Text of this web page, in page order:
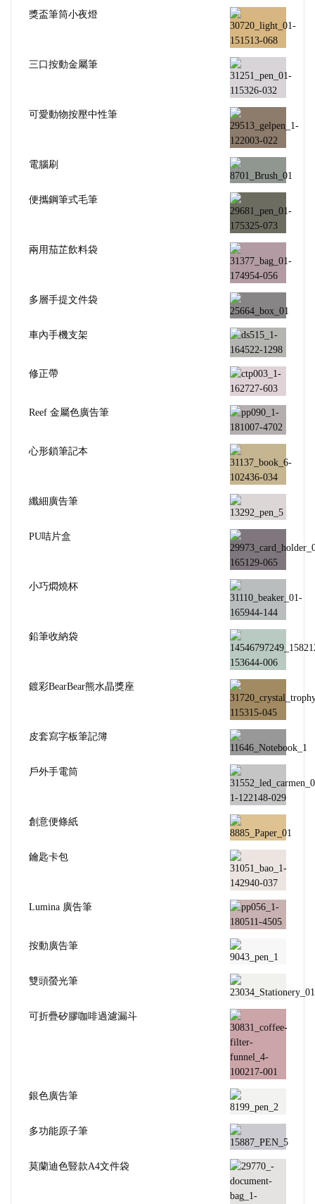
獎盃筆筒小夜燈
三口按動金屬筆
可愛動物按壓中性筆
電腦刷
便攜鋼筆式毛筆
兩用茄芷飲料袋
多層手提文件袋
車內手機支架
修正帶
Reef 金屬色廣告筆
心形鎖筆記本
纖細廣告筆
PU咭片盒
小巧燜燒杯
鉛筆收納袋
鍍彩BearBear熊水晶獎座
皮套寫字板筆記簿
戶外手電筒
創意便條紙
鑰匙卡包
Lumina 廣告筆
按動廣告筆
雙頭螢光筆
可折疊矽膠咖啡過濾漏斗
銀色廣告筆
多功能原子筆
莫蘭迪色豎款A4文件袋